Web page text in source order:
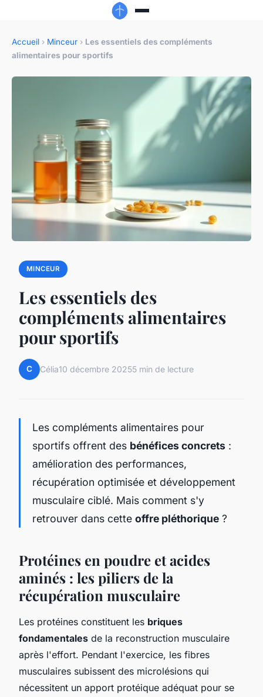
Accueil › Minceur › Les essentiels des compléments
alimentaires pour sportifs
MINCEUR
Les essentiels des
compléments alimentaires
pour sportifs
C Célia10 décembre 20255 min de lecture
Les compléments alimentaires pour
sportifs offrent des bénéfices concrets :
amélioration des performances,
récupération optimisée et développement
musculaire ciblé. Mais comment s'y
retrouver dans cette offre pléthorique ?
Protéines en poudre et acides
aminés : les piliers de la
récupération musculaire
Les protéines constituent les briques
fondamentales de la reconstruction musculaire
après l'effort. Pendant l'exercice, les fibres
musculaires subissent des microlésions qui
nécessitent un apport protéique adéquat pour se